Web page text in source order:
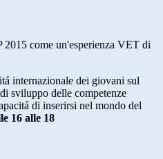
come un'esperienza VET di
internazionale dei giovani sul
sviluppo delle competenze
di inserirsi nel mondo del
16 alle 18